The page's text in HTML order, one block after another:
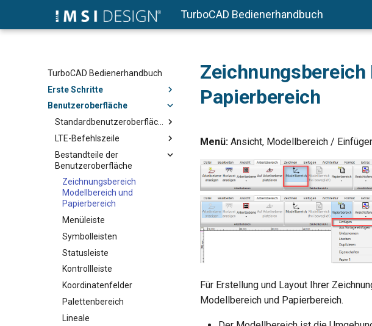
TurboCAD Bedienerhandbuch
TurboCAD Bedienerhandbuch
Erste Schritte
Benutzeroberfläche
LTE-Befehlszeile
Bestandteile der
Benutzeroberfläche
Zeichnungsbereich
Modellbereich und
Papierbereich
Menüleiste
Symbolleisten
Statusleiste
Kontrollleiste
Koordinatenfelder
Palettenbereich
Lineale
Papierbereich
Menü: Ansicht, Modellbereich /
Für Erstellung und Layout Ihrer
Modellbereich und Papierbereich.